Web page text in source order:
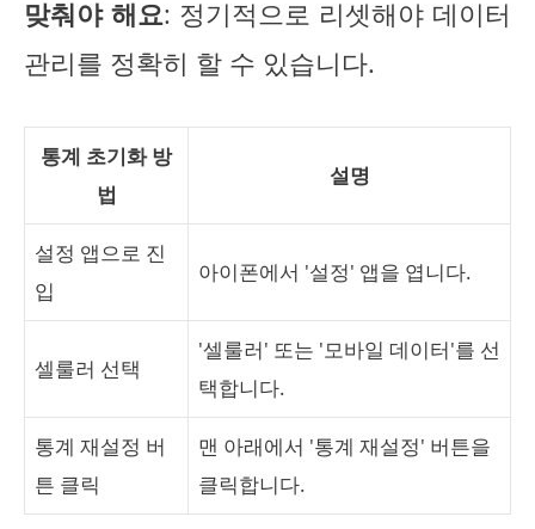
맞춰야 해요: 정기적으로 리셋해야 데이터
관리를 정확히 할 수 있습니다.
통계 초기화 방
법
설명
설정 앱으로 진
입
아이폰에서 '설정' 앱을 엽니다.
셀룰러 선택
'셀룰러' 또는 '모바일 데이터'를 선
택합니다.
통계 재설정 버
튼 클릭
맨 아래에서 '통계 재설정' 버튼을
클릭합니다.